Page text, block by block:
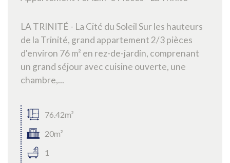
LA TRINITÉ - La Cité du Soleil Sur les hauteurs
de la Trinité, grand appartement 2/3 pièces
d'environ 76 m² en rez-de-jardin, comprenant
un grand séjour avec cuisine ouverte, une
chambre,...
76.42m²
20m²
1